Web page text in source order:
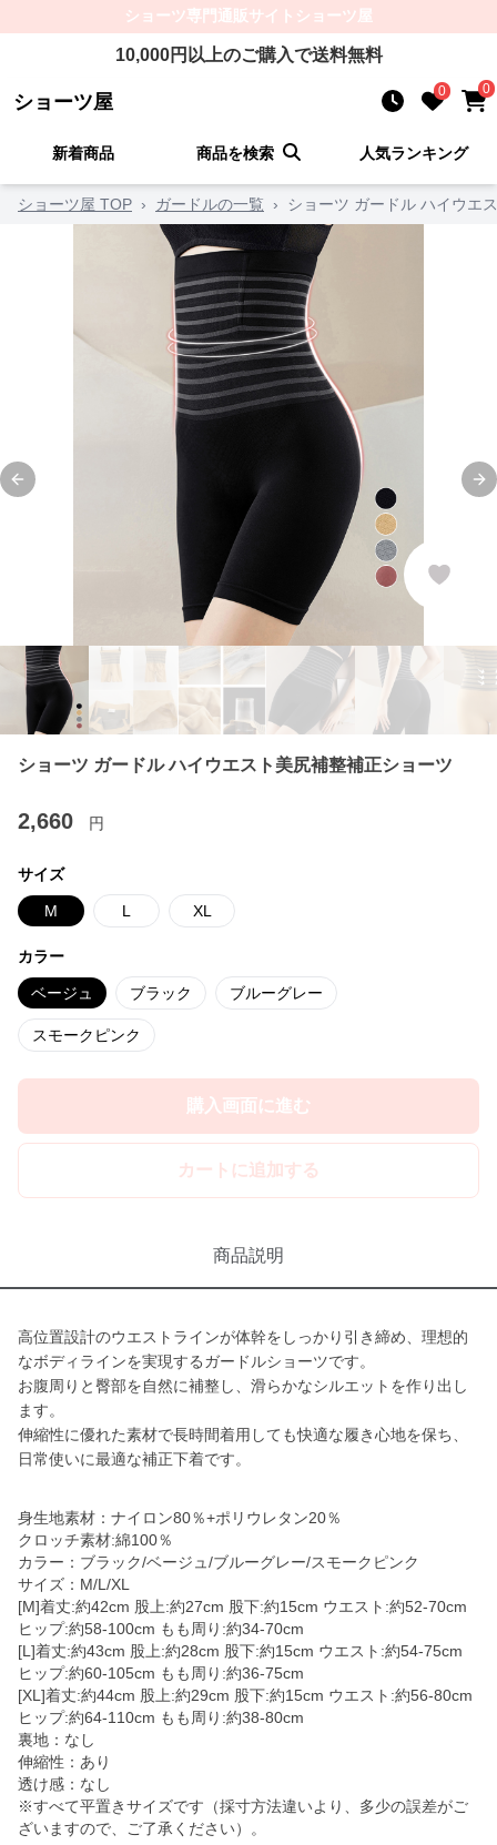
ショーツ専門通販サイト ショーツ屋
10,000円以上のご購入で送料無料
ショーツ屋 0 0
新着商品 商品を検索 人気ランキング
ショーツ屋 TOP › ガードルの一覧 › ショーツ ガードル ハイウエ
Previous slide
ショーツ ガードル ハイウエスト美尻補整補正ショーツ
2,660 円
サイズ
M L XL
カラー
ベージュ ブラック ブルーグレー
スモークピンク
購入画面に進む
カートに追加する
商品説明
高位置設計のウエストラインが体幹をしっかり引き締め、理想的
なボディラインを実現するガードルショーツです。
お腹周りと臀部を自然に補整し、滑らかなシルエットを作り出し
ます。
伸縮性に優れた素材で長時間着用しても快適な履き心地を保ち、
日常使いに最適な補正下着です。
身生地素材：ナイロン80％+ポリウレタン20％
クロッチ素材:綿100％
カラー：ブラック/ベージュ/ブルーグレー/スモークピンク
サイズ：M/L/XL
[M]着丈:約42cm 股上:約27cm 股下:約15cm ウエスト:約52-70cm
ヒップ:約58-100cm もも周り:約34-70cm
[L]着丈:約43cm 股上:約28cm 股下:約15cm ウエスト:約54-75cm
ヒップ:約60-105cm もも周り:約36-75cm
[XL]着丈:約44cm 股上:約29cm 股下:約15cm ウエスト:約56-80cm
ヒップ:約64-110cm もも周り:約38-80cm
裏地：なし
伸縮性：あり
透け感：なし
※すべて平置きサイズです（採寸方法違いより、多少の誤差がご
ざいますので、ご了承ください）。